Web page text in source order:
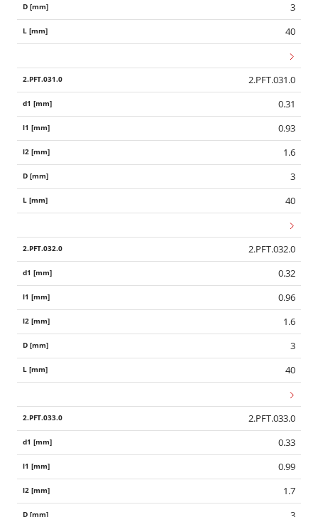
3
40
2.PFT.031.0
0.31
0.93
1.6
3
40
2.PFT.032.0
0.32
0.96
1.6
3
40
2.PFT.033.0
0.33
0.99
1.7